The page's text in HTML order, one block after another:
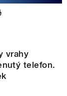
vrahy
telefon.